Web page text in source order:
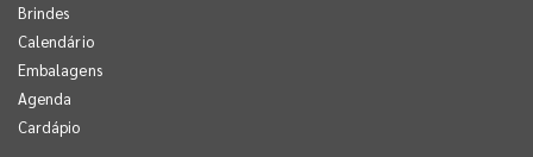
Brindes
Calendário
Embalagens
Agenda
Cardápio